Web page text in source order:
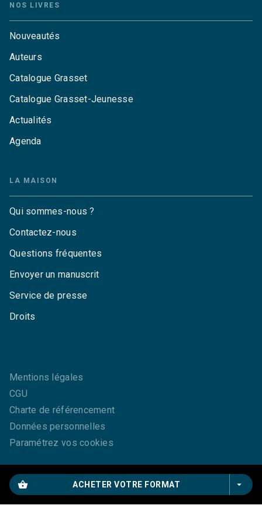
shopping_basket ACHETER VOTRE FORMAT arrow_drop_down
NOS LIVRES
Nouveautés
Auteurs
Catalogue Grasset
Catalogue Grasset-Jeunesse
Actualités
Agenda
LA MAISON
Qui sommes-nous ?
Contactez-nous
Questions fréquentes
Envoyer un manuscrit
Service de presse
Droits
Mentions légales
CGU
Charte de référencement
Données personnelles
Paramétrez vos cookies
GRASSET© 2026